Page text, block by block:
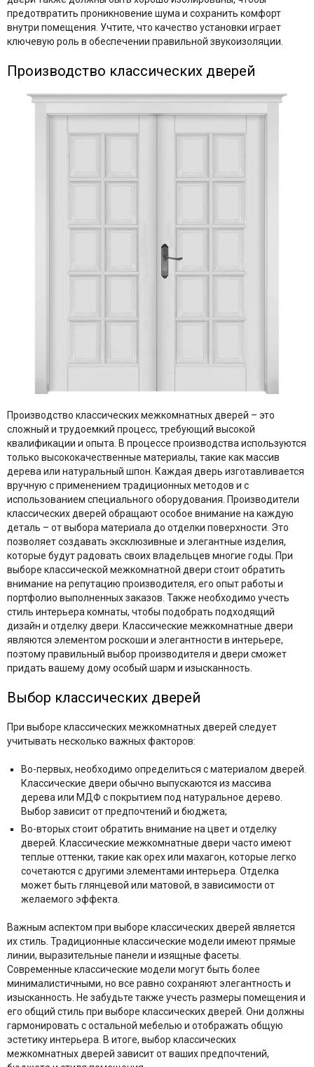
предотвратить проникновение шума и сохранить комфорт
внутри помещения. Учтите, что качество установки играет
ключевую роль в обеспечении правильной звукоизоляции.
Производство классических дверей
Производство классических межкомнатных дверей – это
сложный и трудоемкий процесс, требующий высокой
квалификации и опыта. В процессе производства используются
только высококачественные материалы, такие как массив
дерева или натуральный шпон. Каждая дверь изготавливается
вручную с применением традиционных методов и с
использованием специального оборудования. Производители
классических дверей обращают особое внимание на каждую
деталь – от выбора материала до отделки поверхности. Это
позволяет создавать эксклюзивные и элегантные изделия,
которые будут радовать своих владельцев многие годы. При
выборе классической межкомнатной двери стоит обратить
внимание на репутацию производителя, его опыт работы и
портфолио выполненных заказов. Также необходимо учесть
стиль интерьера комнаты, чтобы подобрать подходящий
дизайн и отделку двери. Классические межкомнатные двери
являются элементом роскоши и элегантности в интерьере,
поэтому правильный выбор производителя и двери сможет
придать вашему дому особый шарм и изысканность.
Выбор классических дверей
При выборе классических межкомнатных дверей следует
учитывать несколько важных факторов:
Во-первых, необходимо определиться с материалом дверей.
Классические двери обычно выпускаются из массива
дерева или МДФ с покрытием под натуральное дерево.
Выбор зависит от предпочтений и бюджета;
Во-вторых стоит обратить внимание на цвет и отделку
дверей. Классические межкомнатные двери часто имеют
теплые оттенки, такие как орех или махагон, которые легко
сочетаются с другими элементами интерьера. Отделка
может быть глянцевой или матовой, в зависимости от
желаемого эффекта.
Важным аспектом при выборе классических дверей является
их стиль. Традиционные классические модели имеют прямые
линии, выразительные панели и изящные фасеты.
Современные классические модели могут быть более
минималистичными, но все равно сохраняют элегантность и
изысканность. Не забудьте также учесть размеры помещения и
его общий стиль при выборе классических дверей. Они должны
гармонировать с остальной мебелью и отображать общую
эстетику интерьера. В итоге, выбор классических
межкомнатных дверей зависит от ваших предпочтений,